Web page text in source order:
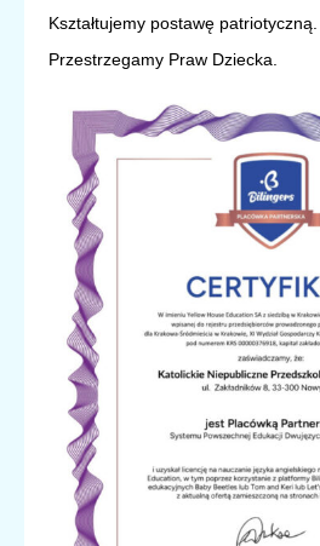
Kształtujemy postawę patriotyczną.
Przestrzegamy Praw Dziecka.